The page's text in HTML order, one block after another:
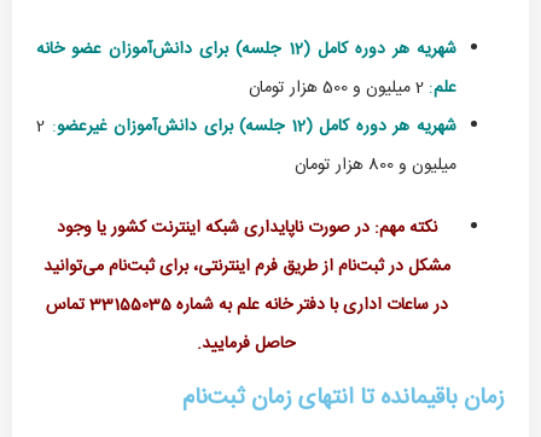
شهریه هر دوره کامل (12 جلسه) برای دانش‌آموزان عضو خانه
علم:
شهریه هر دوره کامل (12 جلسه) برای دانش‌آموزان غیرعضو
:
2
میلیون و 800 هزار تومان
نکته مهم: در صورت ناپایداری شبکه اینترنت کشور یا وجود
مشکل در ثبت‌نام از طریق فرم اینترنتی، برای ثبت‌نام می‌توانید
در ساعات اداری با دفتر خانه علم به شماره 33155035 تماس
حاصل فرمایید.
زمان باقیمانده تا انتهای زمان ثبت‌نام